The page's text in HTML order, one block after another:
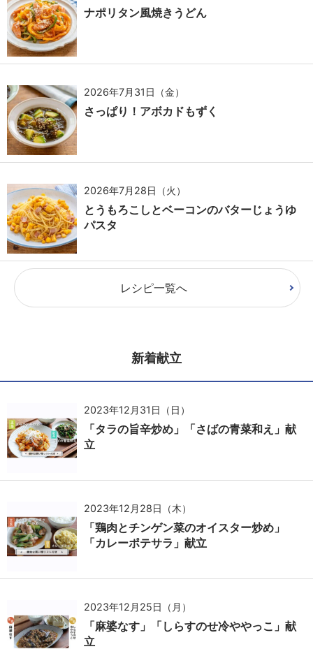
ナポリタン風焼きうどん
2026年7月31日（金）
さっぱり！アボカドもずく
2026年7月28日（火）
とうもろこしとベーコンのバターじょうゆ
パスタ
レシピ一覧へ
新着献立
2023年12月31日（日）
「タラの旨辛炒め」「さばの青菜和え」献
立
2023年12月28日（木）
「鶏肉とチンゲン菜のオイスター炒め」
「カレーポテサラ」献立
2023年12月25日（月）
「麻婆なす」「しらすのせ冷ややっこ」献
立